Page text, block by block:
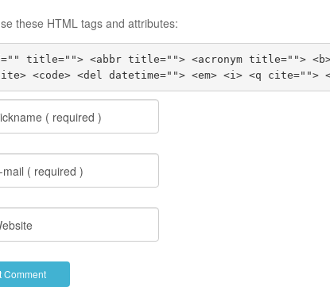
these HTML tags and attributes:
title=""> <abbr title=""> <acronym title="">
<code> <del datetime=""> <em> <i> <q cite="">